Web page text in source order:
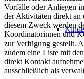
Vorfälle oder Anliegen
der Aktivitäten direkt an
diesem Zweck werden
Koordinatorinnen und
zur Verfügung gestellt.
zudem eine Liste mit
direkt Kontakt
ausschließlich als